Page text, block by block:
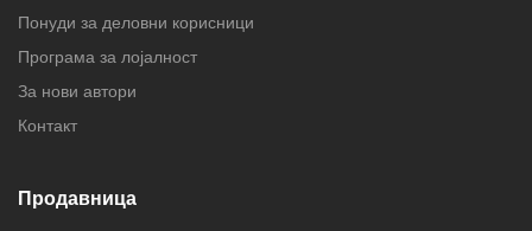
Понуди за деловни корисници
Програма за лојалност
За нови автори
Контакт
Продавница